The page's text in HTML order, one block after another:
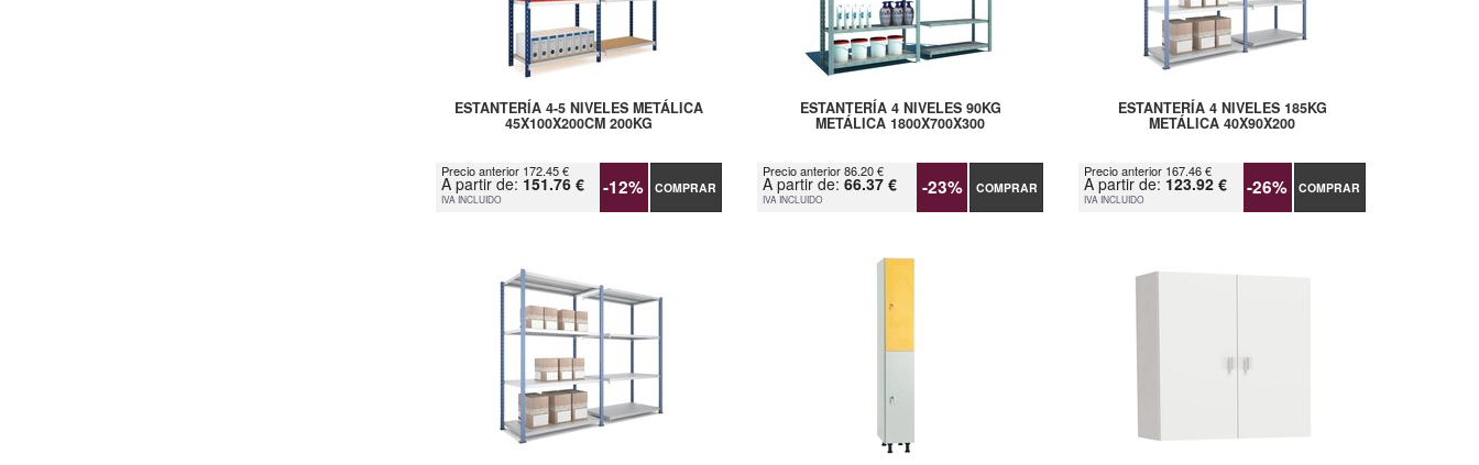
ESTANTERÍA 4-5 NIVELES METÁLICA
45X100X200CM 200KG
Precio anterior 172.45 €
A partir de: 151.76 €
IVA INCLUIDO -12% COMPRAR
ESTANTERÍA 4 NIVELES 90KG
METÁLICA 1800X700X300
Precio anterior 86.20 €
A partir de: 66.37 €
IVA INCLUIDO -23% COMPRAR
ESTANTERÍA 4 NIVELES 185KG
METÁLICA 40X90X200
Precio anterior 167.46 €
A partir de: 123.92 €
IVA INCLUIDO -26% COMPRAR